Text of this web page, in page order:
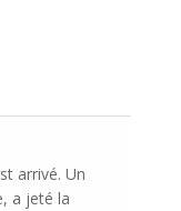
arrivé. Un
a jeté la